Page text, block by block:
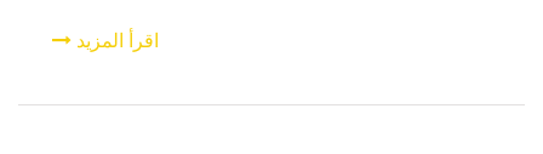
اقرأ المزيد